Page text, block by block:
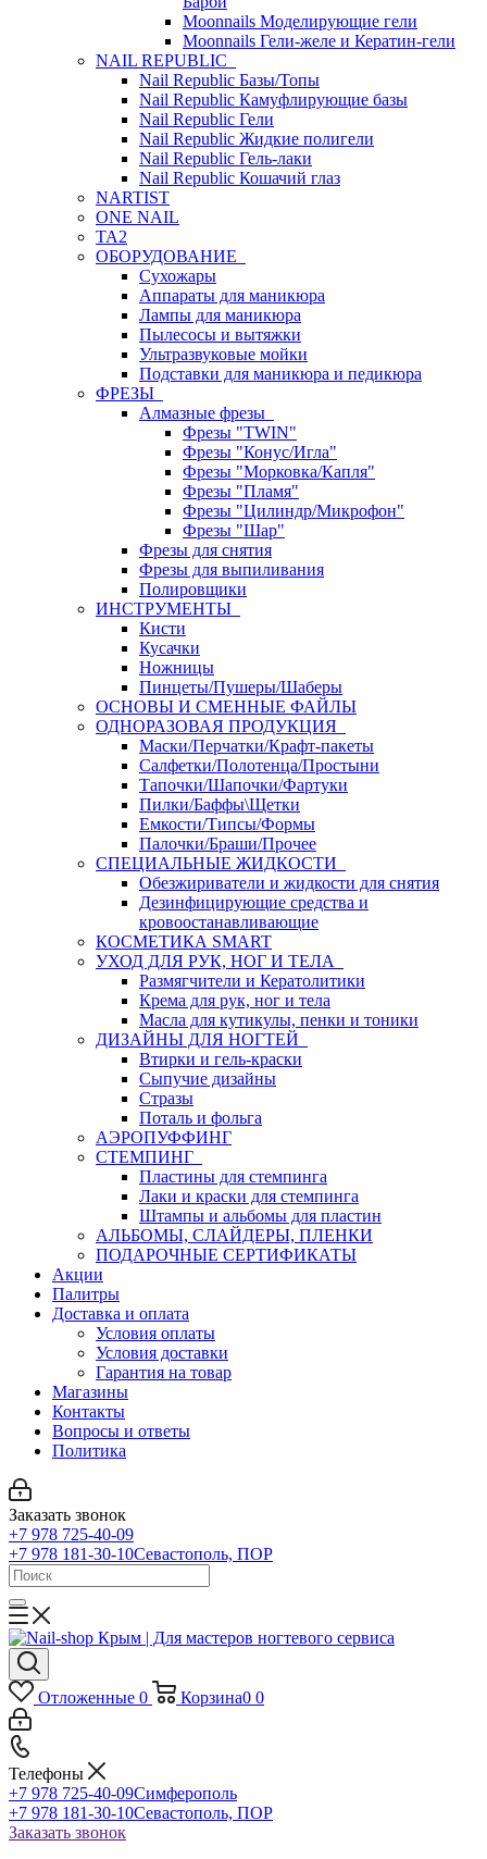
Moonnails Моделирующие гели
Moonnails Гели-желе и Кератин-гели
NAIL REPUBLIC
Nail Republic Базы/Топы
Nail Republic Камуфлирующие базы
Nail Republic Гели
Nail Republic Жидкие полигели
Nail Republic Гель-лаки
Nail Republic Кошачий глаз
NARTIST
ONE NAIL
TA2
ОБОРУДОВАНИЕ
Сухожары
Аппараты для маникюра
Лампы для маникюра
Пылесосы и вытяжки
Ультразвуковые мойки
Подставки для маникюра и педикюра
ФРЕЗЫ
Алмазные фрезы
Фрезы "TWIN"
Фрезы "Конус/Игла"
Фрезы "Морковка/Капля"
Фрезы "Пламя"
Фрезы "Цилиндр/Микрофон"
Фрезы "Шар"
Фрезы для снятия
Фрезы для выпиливания
Полировщики
ИНСТРУМЕНТЫ
Кисти
Кусачки
Ножницы
Пинцеты/Пушеры/Шаберы
ОСНОВЫ И СМЕННЫЕ ФАЙЛЫ
ОДНОРАЗОВАЯ ПРОДУКЦИЯ
Маски/Перчатки/Крафт-пакеты
Салфетки/Полотенца/Простыни
Тапочки/Шапочки/Фартуки
Пилки/Баффы\Щетки
Емкости/Типсы/Формы
Палочки/Браши/Прочее
СПЕЦИАЛЬНЫЕ ЖИДКОСТИ
Обезжириватели и жидкости для снятия
Дезинфицирующие средства и
кровоостанавливающие
КОСМЕТИКА SMART
УХОД ДЛЯ РУК, НОГ И ТЕЛА
Размягчители и Кератолитики
Крема для рук, ног и тела
Масла для кутикулы, пенки и тоники
ДИЗАЙНЫ ДЛЯ НОГТЕЙ
Втирки и гель-краски
Сыпучие дизайны
Стразы
Поталь и фольга
АЭРОПУФФИНГ
СТЕМПИНГ
Пластины для стемпинга
Лаки и краски для стемпинга
Штампы и альбомы для пластин
АЛЬБОМЫ, СЛАЙДЕРЫ, ПЛЕНКИ
ПОДАРОЧНЫЕ СЕРТИФИКАТЫ
Акции
Палитры
Доставка и оплата
Условия оплаты
Условия доставки
Гарантия на товар
Магазины
Контакты
Вопросы и ответы
Политика
Заказать звонок
+7 978 725-40-09
+7 978 181-30-10Севастополь, ПОР
Отложенные 0 Корзина0 0
Телефоны
+7 978 725-40-09Симферополь
+7 978 181-30-10Севастополь, ПОР
Заказать звонок